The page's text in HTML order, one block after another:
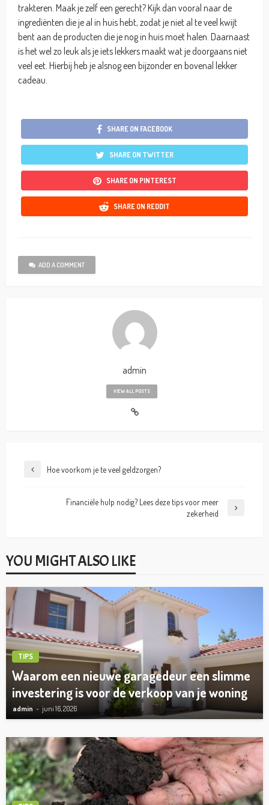
trakteren. Maak je zelf een gerecht? Kijk dan vooral naar de
ingrediënten die je al in huis hebt, zodat je niet al te veel kwijt
bent aan de producten die je nog in huis moet halen. Daarnaast
is het wel zo leuk als je iets lekkers maakt wat je doorgaans niet
veel eet. Hierbij heb je alsnog een bijzonder en bovenal lekker
cadeau.
SHARE ON FACEBOOK
SHARE ON TWITTER
SHARE ON PINTEREST
SHARE ON REDDIT
ADD A COMMENT
admin
VIEW ALL POSTS
Hoe voorkom je te veel geldzorgen?
Financiële hulp nodig? Lees deze tips voor meer
zekerheid
YOU MIGHT ALSO LIKE
TIPS
Waarom een nieuwe garagedeur een slimme
investering is voor de verkoop van je woning
admin juni 16, 2026